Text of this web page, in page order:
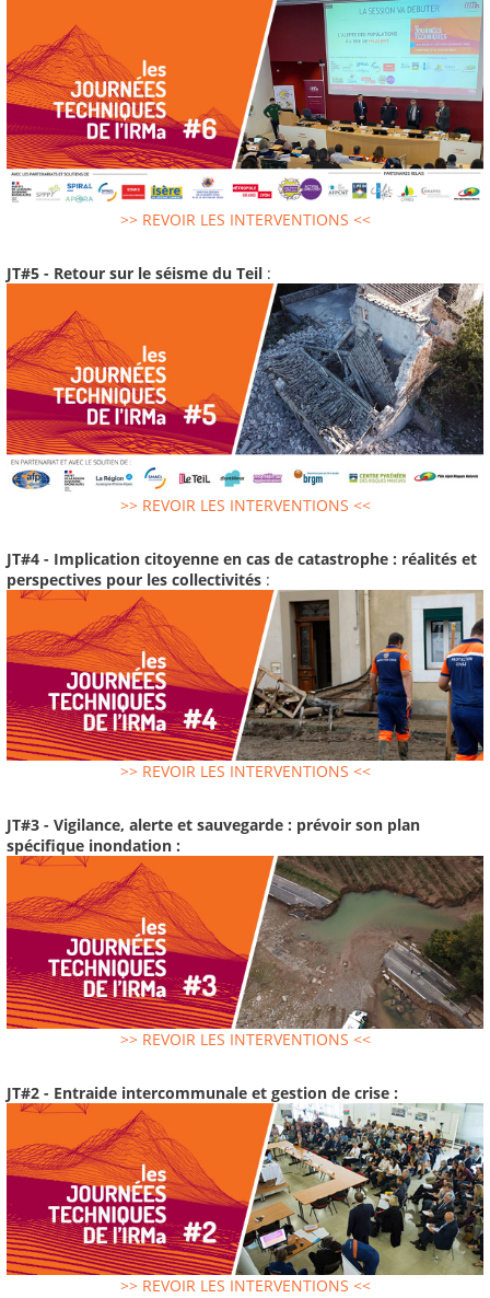
>> REVOIR LES INTERVENTIONS <<
JT#5 - Retour sur le séisme du Teil :
>> REVOIR LES INTERVENTIONS <<
JT#4 - Implication citoyenne en cas de catastrophe : réalités et
perspectives pour les collectivités :
>> REVOIR LES INTERVENTIONS <<
JT#3 - Vigilance, alerte et sauvegarde : prévoir son plan
spécifique inondation :
>> REVOIR LES INTERVENTIONS <<
JT#2 - Entraide intercommunale et gestion de crise :
>> REVOIR LES INTERVENTIONS <<